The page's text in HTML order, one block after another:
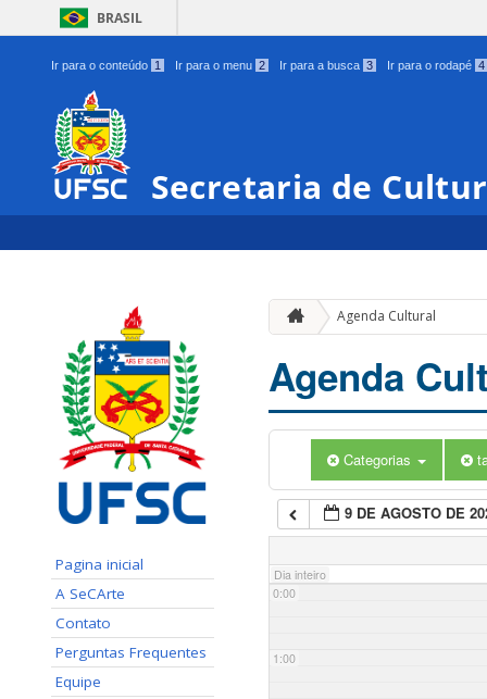
BRASIL
Ir para o conteúdo 1 Ir para o menu 2 Ir para a busca 3 Ir para o rodapé 4
Secretaria de
Pagina inicial
A SeCArte
Contato
Perguntas Frequentes
Equipe
Agenda Cultural
Agenda
Categorias
9 DE AGOSTO DE
Dia inteiro
0:00
1:00